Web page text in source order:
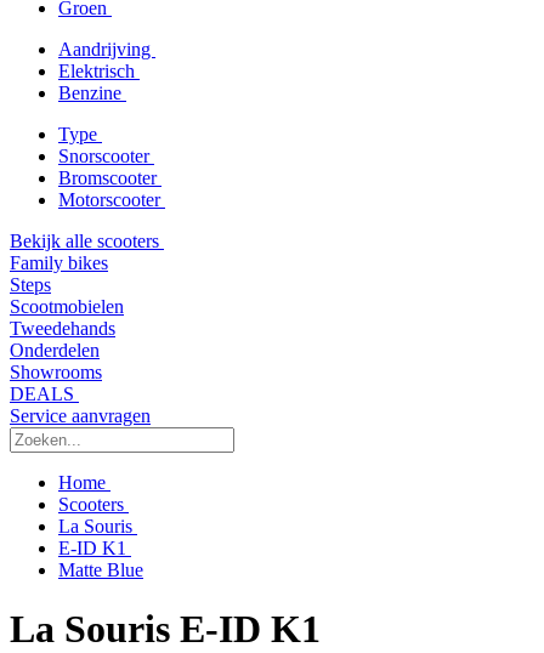
Groen
Aandrijving
Elektrisch
Benzine
Type
Snorscooter
Bromscooter
Motorscooter
Bekijk alle scooters
Family bikes
Steps
Scootmobielen
Tweedehands
Onderdelen
Showrooms
DEALS
Service aanvragen
Home
Scooters
La Souris
E-ID K1
Matte Blue
La Souris E-ID K1